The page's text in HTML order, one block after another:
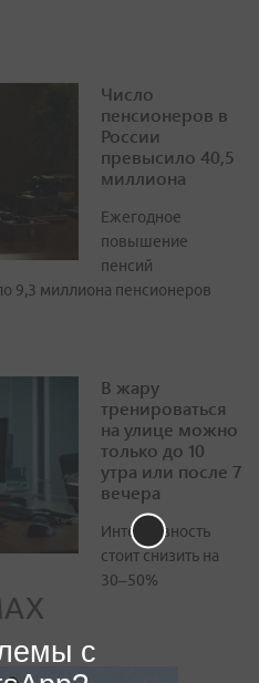
Число
пенсионеров в
России
превысило 40,5
миллиона
Ежегодное
повышение
пенсий
9,3 миллиона пенсионеров
В жару
тренироваться
на улице можно
только до 10
утра или после 7
вечера
Интенсивность
стоит снизить на
30–50%
с